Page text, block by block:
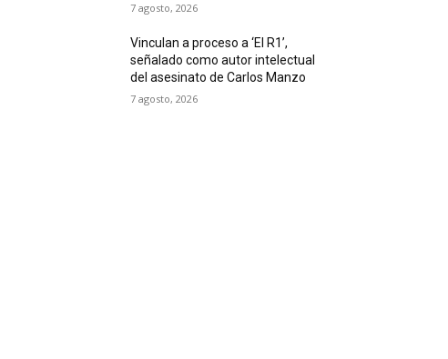
7 agosto, 2026
Vinculan a proceso a ‘El R1’,
señalado como autor intelectual
del asesinato de Carlos Manzo
7 agosto, 2026